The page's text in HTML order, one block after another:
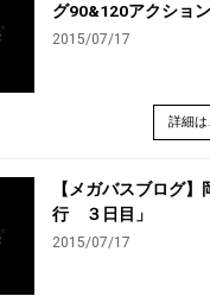
グ90&120アクショ
2015/07/17
詳細は
【メガバスブログ
行 ３日目」
2015/07/17